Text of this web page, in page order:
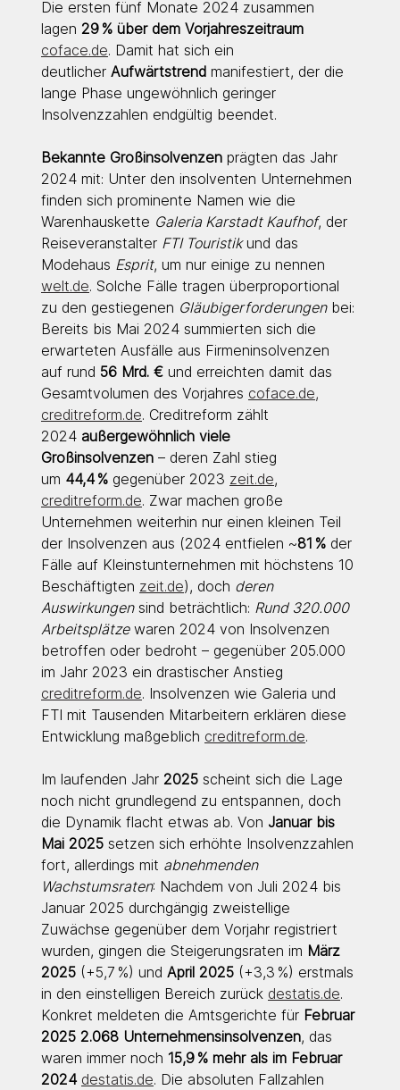
Die ersten fünf Monate 2024 zusammen
lagen 29 % über dem Vorjahreszeitraum
coface.de. Damit hat sich ein
deutlicher Aufwärtstrend manifestiert, der die
lange Phase ungewöhnlich geringer
Insolvenzzahlen endgültig beendet.
Bekannte Großinsolvenzen prägten das Jahr
2024 mit: Unter den insolventen Unternehmen
finden sich prominente Namen wie die
Warenhauskette Galeria Karstadt Kaufhof, der
Reiseveranstalter FTI Touristik und das
Modehaus Esprit, um nur einige zu nennen
welt.de. Solche Fälle tragen überproportional
zu den gestiegenen Gläubigerforderungen bei:
Bereits bis Mai 2024 summierten sich die
erwarteten Ausfälle aus Firmeninsolvenzen
auf rund 56 Mrd. € und erreichten damit das
Gesamtvolumen des Vorjahres coface.de,
creditreform.de. Creditreform zählt
2024 außergewöhnlich viele
Großinsolvenzen – deren Zahl stieg
um 44,4 % gegenüber 2023 zeit.de,
creditreform.de. Zwar machen große
Unternehmen weiterhin nur einen kleinen Teil
der Insolvenzen aus (2024 entfielen ~81 % der
Fälle auf Kleinstunternehmen mit höchstens 10
Beschäftigten zeit.de), doch deren
Auswirkungen sind beträchtlich: Rund 320.000
Arbeitsplätze waren 2024 von Insolvenzen
betroffen oder bedroht – gegenüber 205.000
im Jahr 2023 ein drastischer Anstieg
creditreform.de. Insolvenzen wie Galeria und
FTI mit Tausenden Mitarbeitern erklären diese
Entwicklung maßgeblich creditreform.de.
Im laufenden Jahr 2025 scheint sich die Lage
noch nicht grundlegend zu entspannen, doch
die Dynamik flacht etwas ab. Von Januar bis
Mai 2025 setzen sich erhöhte Insolvenzzahlen
fort, allerdings mit abnehmenden
Wachstumsraten: Nachdem von Juli 2024 bis
Januar 2025 durchgängig zweistellige
Zuwächse gegenüber dem Vorjahr registriert
wurden, gingen die Steigerungsraten im März
2025 (+5,7 %) und April 2025 (+3,3 %) erstmals
in den einstelligen Bereich zurück destatis.de.
Konkret meldeten die Amtsgerichte für Februar
2025 2.068 Unternehmensinsolvenzen, das
waren immer noch 15,9 % mehr als im Februar
2024 destatis.de. Die absoluten Fallzahlen